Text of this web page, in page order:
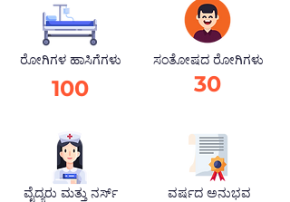
ರೋಗಿಗಳ ಹಾಸಿಗೆಗಳು
100
ಸಂತೋಷದ ರೋಗಿಗಳು
30
ವೈದ್ಯರು ಮತ್ತು ನರ್ಸ್ ವರ್ಷದ ಅನುಭವ